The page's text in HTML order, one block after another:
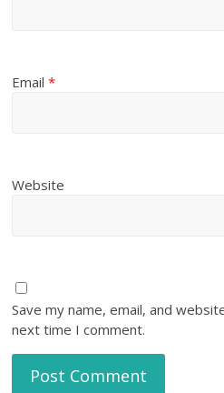
Email*
Website
Save my name, email, and
next time I comment.